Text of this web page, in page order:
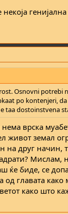
Osnovni potrebi
po kontenjeri,
taa dostoinstvena
врска
живот земал
на друг начин,
Мислам,
ќе биде, се
од главата
како што